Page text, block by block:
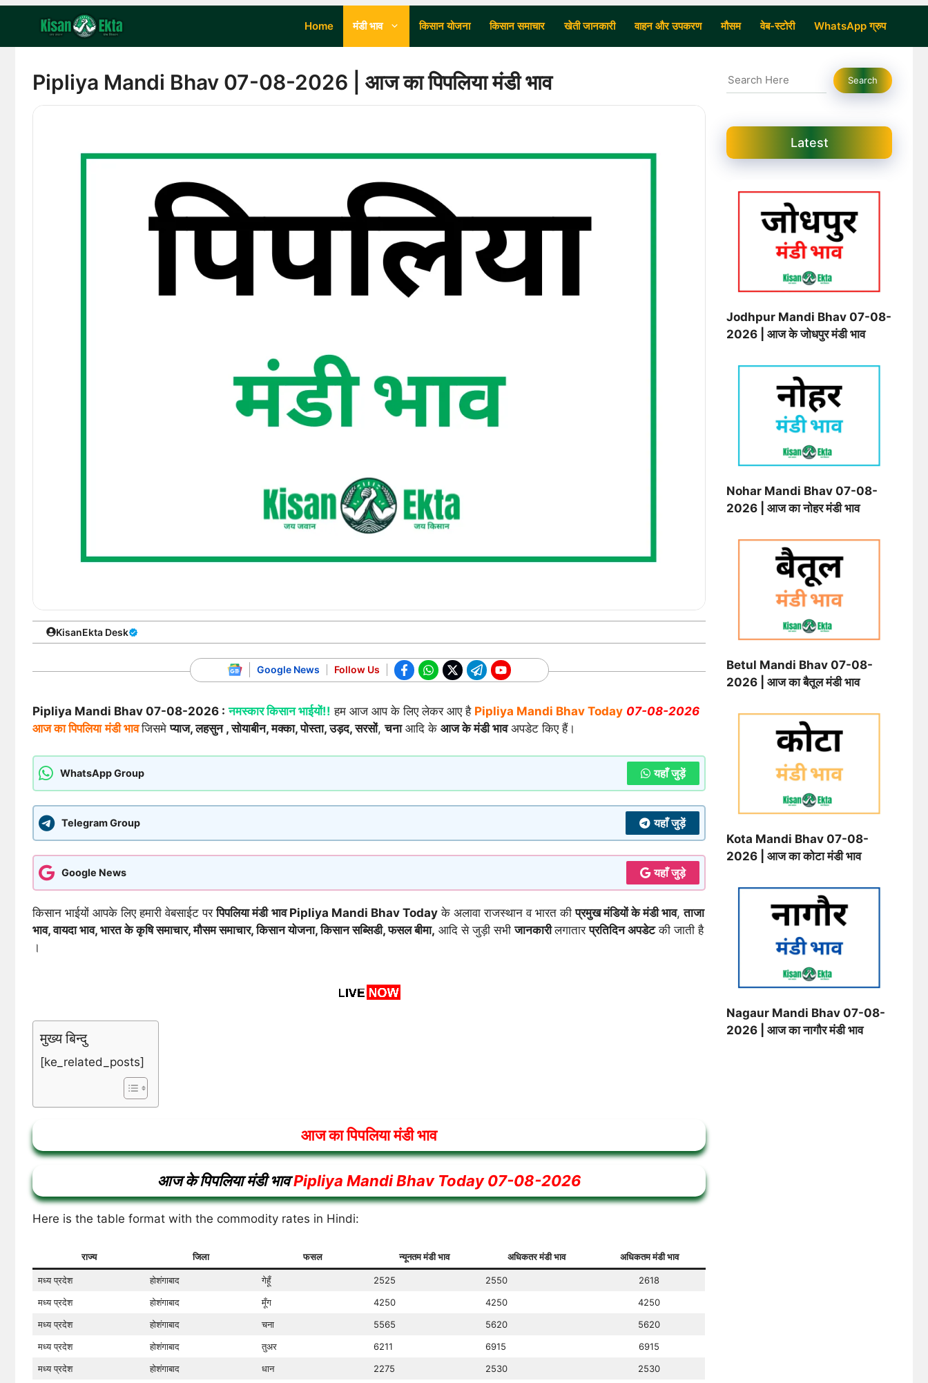
content
Home मंडी भाव किसान योजना किसान समाचार खेती जानकारी वाहन और उपकरण मौसम वेब-स्टोरी WhatsApp ग्रुप
Pipliya Mandi Bhav 07-08-2026 | आज का पिपलिया मंडी भाव
KisanEkta Desk
Google News Follow Us
Pipliya Mandi Bhav 07-08-2026 : नमस्कार किसान भाईयों!! हम आज आप के लिए लेकर आए है Pipliya Mandi Bhav Today 07-08-2026
आज का पिपलिया मंडी भावजिसमेप्याज, लहसुन , सोयाबीन, मक्का, पोस्ता, उड़द, सरसों,चनाआदि के आज के मंडी भावअपडेट किए हैं।
WhatsApp Group यहाँ जुड़ें
Telegram Group यहाँ जुड़ें
Google News यहाँ जुड़े
किसान भाईयों आपके लिए हमारी वेबसाईट परपिपलिया मंडी भाव Pipliya Mandi Bhav Today के अलावा राजस्थान व भारत कीप्रमुख मंडियों के मंडी भाव,ताजा
भाव, वायदा भाव, भारत के कृषि समाचार, मौसम समाचार, किसान योजना, किसान सब्सिडी, फसल बीमा, आदि से जुड़ी सभीजानकारीलगातारप्रतिदिन अपडेटकी जाती है
।
मुख्य बिन्दु
[ke_related_posts]
आज का पिपलिया मंडी भाव
आज के पिपलिया मंडी भावPipliya Mandi Bhav Today07-08-2026
Here is the table format with the commodity rates in Hindi:
राज्य जिला फसल न्यूनतम मंडी भाव अधिकतर मंडी भाव अधिकतम मंडी भाव
मध्य प्रदेश होशंगाबाद गेहूँ 2525 2550
2618
मध्य प्रदेश
होशंगाबाद मूँग 4250 4250
4250
मध्य प्रदेश
होशंगाबाद चना 5565 5620
5620
मध्य प्रदेश
होशंगाबाद तुअर 6211 6915
6915
मध्य प्रदेश
होशंगाबाद धान 2275 2530
2530
Search Search
Latest
Jodhpur Mandi Bhav 07-08-
2026 | आज के जोधपुर मंडी भाव
Nohar Mandi Bhav 07-08-
2026 | आज का नोहर मंडी भाव
Betul Mandi Bhav 07-08-
2026 | आज का बैतूल मंडी भाव
Kota Mandi Bhav 07-08-
2026 | आज का कोटा मंडी भाव
Nagaur Mandi Bhav 07-08-
2026 | आज का नागौर मंडी भाव